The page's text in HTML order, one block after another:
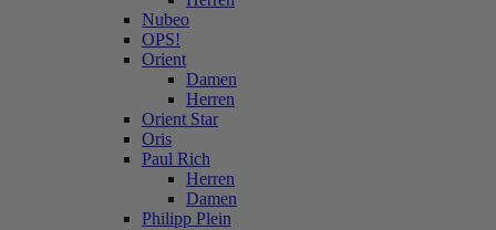
Nubeo
OPS!
Orient
Damen
Herren
Orient Star
Oris
Paul Rich
Herren
Damen
Philipp Plein